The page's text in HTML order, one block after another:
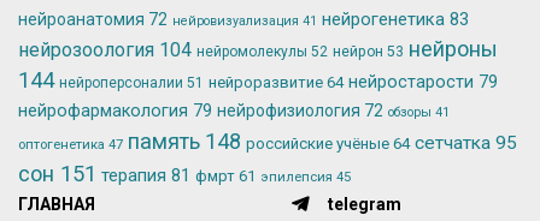
нейроанатомия 72 нейровизуализация 41 нейрогенетика 83
нейрозоология 104 нейромолекулы 52 нейрон 53 нейроны
144 нейроперсоналии 51 нейроразвитие 64 нейростарости 79
нейрофармакология 79 нейрофизиология 72 обзоры 41
оптогенетика 47 память 148 российские учёные 64 сетчатка 95
сон 151 терапия 81 фмрт 61 эпилепсия 45
ГЛАВНАЯ telegram